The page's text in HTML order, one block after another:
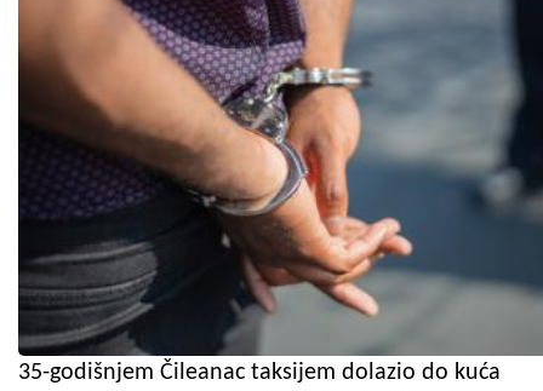
35-godišnjem Čileanac taksijem dolazio do kuća